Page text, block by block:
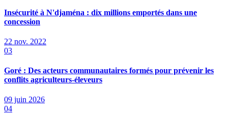
Insécurité à N'djaména : dix millions emportés dans une
concession
22 nov. 2022
03
Goré : Des acteurs communautaires formés pour prévenir les
conflits agriculteurs-éleveurs
09 juin 2026
04